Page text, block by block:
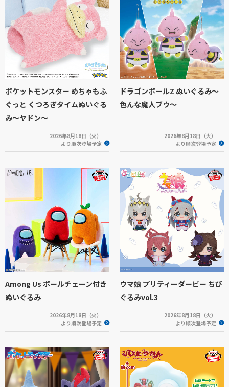
ポケットモンスター めちゃもふ
ぐっと くつろぎタイムぬいぐる
み～ヤドン～
2026年8月18日（火）
より順次登場予定
ドラゴンボールZ ぬいぐるみ～
色んな魔人ブウ～
2026年8月18日（火）
より順次登場予定
Among Us ボールチェーン付き
ぬいぐるみ
2026年8月18日（火）
より順次登場予定
ウマ娘 プリティーダービー ちび
ぐるみvol.3
2026年8月18日（火）
より順次登場予定